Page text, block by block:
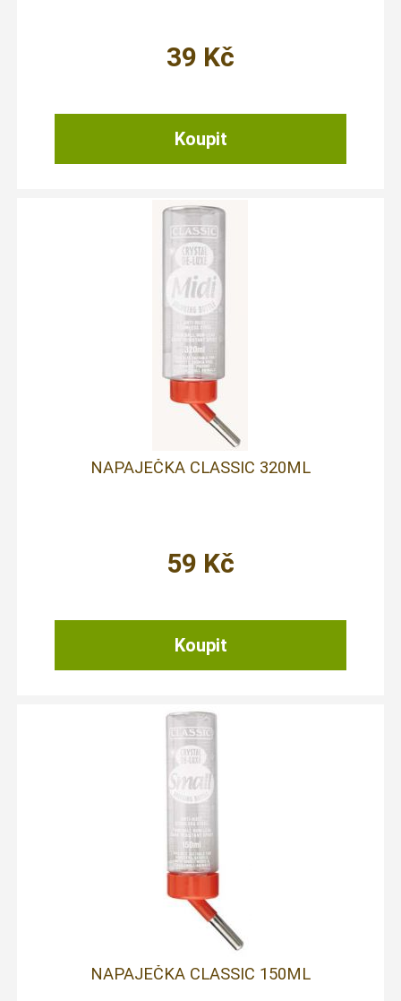
39 Kč
NAPAJEČKA CLASSIC 320ML
59 Kč
NAPAJEČKA CLASSIC 150ML